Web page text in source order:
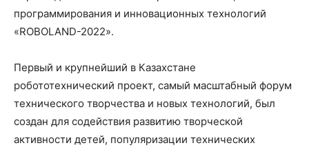
программирования и инновационных технологий
«ROBOLAND-2022».
Первый и крупнейший в Казахстане
робототехнический проект, самый масштабный форум
технического творчества и новых технологий, был
создан для содействия развитию творческой
активности детей, популяризации технических